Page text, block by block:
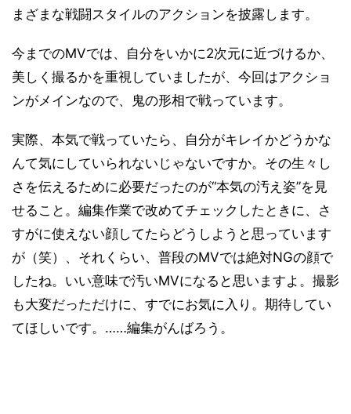
まざまな戦闘スタイルのアクションを披露します。
今までのMVでは、自分をいかに2次元に近づけるか、
美しく撮るかを重視していましたが、今回はアクショ
ンがメインなので、鬼の形相で戦っています。
実際、本気で戦っていたら、自分がキレイかどうかな
んて気にしていられないじゃないですか。その生々し
さを伝えるために必要だったのが“本気の汚え姿”を見
せること。編集作業で改めてチェックしたときに、さ
すがに使えない顔してたらどうしようと思っています
が（笑）、それくらい、普段のMVでは絶対NGの顔で
したね。いい意味で汚いMVになると思いますよ。撮影
も大変だっただけに、すでにお気に入り。期待してい
てほしいです。……編集がんばろう。